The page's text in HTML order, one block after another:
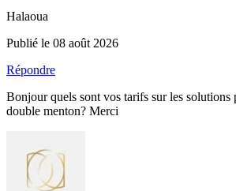
Halaoua
Publié le 08 août 2026
Répondre
Bonjour quels sont vos tarifs sur les solutions
double menton? Merci